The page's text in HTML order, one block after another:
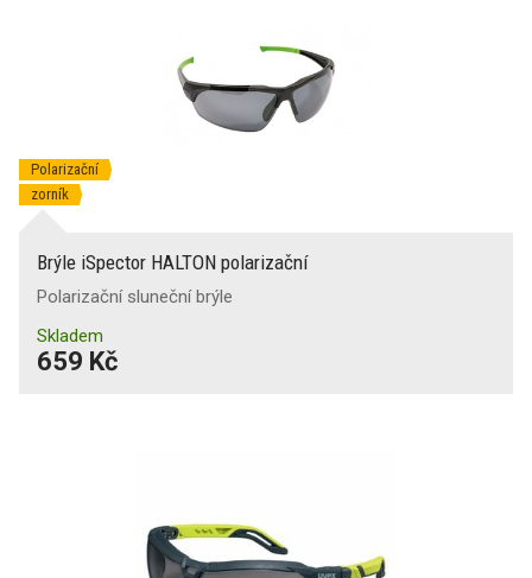
Polarizační
zorník
Brýle iSpector HALTON polarizační
Polarizační sluneční brýle
Skladem
659 Kč